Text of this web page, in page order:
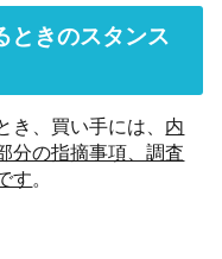
ときのスタンス
、買い手には、 内
分の指摘事項、調査
す。